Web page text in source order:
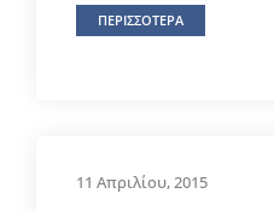
ΠΕΡΙΣΣΟΤΕΡΑ
11 Απριλίου, 2015